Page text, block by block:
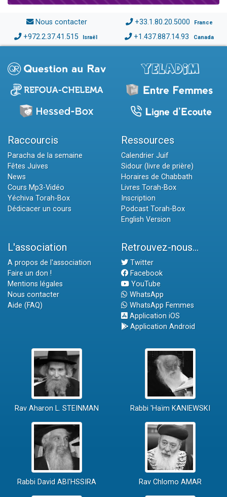
Nous contacter +33.1.80.20.5000 France
+972.2.37.41.515 Israël +1.437.887.14.93 Canada
Raccourcis
Paracha de la semaine
Fêtes Juives
News
Cours Mp3-Vidéo
Yéchiva Torah-Box
Dédicacer un cours
Ressources
Calendrier Juif
Sidour (livre de prière)
Horaires de Chabbath
Livres Torah-Box
Inscription
Podcast Torah-Box
English Version
L'association
A propos de l'association
Faire un don !
Mentions légales
Nous contacter
Aide (FAQ)
Retrouvez-nous...
Twitter
Facebook
YouTube
WhatsApp
WhatsApp Femmes
Application iOS
Application Android
Rav Aharon L. STEINMAN Rabbi 'Haïm KANIEWSKI
Rabbi David ABI'HSSIRA Rav Chlomo AMAR